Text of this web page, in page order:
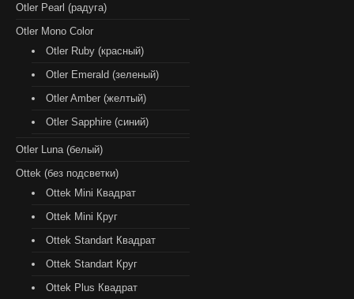
Otler Pearl (радуга)
Otler Mono Color
Otler Ruby (красный)
Otler Emerald (зеленый)
Otler Amber (желтый)
Otler Sapphire (синий)
Otler Luna (белый)
Ottek (без подсветки)
Ottek Mini Квадрат
Ottek Mini Круг
Ottek Standart Квадрат
Ottek Standart Круг
Ottek Plus Квадрат